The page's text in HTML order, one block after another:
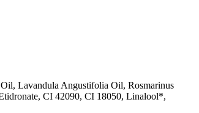
Lavandula Angustifolia Oil, Rosmarinus
CI 42090, CI 18050, Linalool*,